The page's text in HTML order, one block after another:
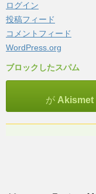
ログイン
投稿フィード
コメントフィード
WordPress.org
ブロックしたスパム
が Akismet